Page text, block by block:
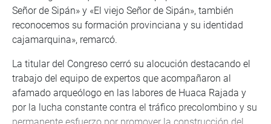
Señor de Sipán» y «El viejo Señor de Sipán», también
reconocemos su formación provinciana y su identidad
cajamarquina», remarcó.
La titular del Congreso cerró su alocución destacando el
trabajo del equipo de expertos que acompañaron al
afamado arqueólogo en las labores de Huaca Rajada y
por la lucha constante contra el tráfico precolombino y su